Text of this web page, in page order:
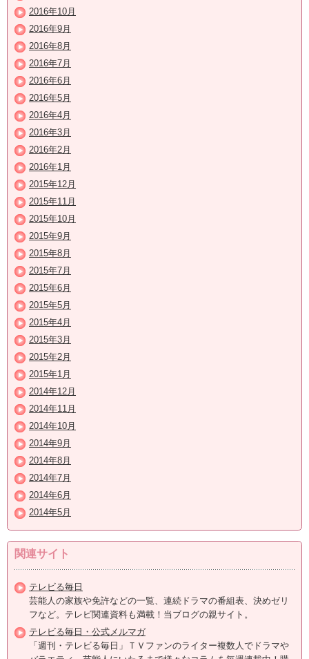
2016年10月
2016年9月
2016年8月
2016年7月
2016年6月
2016年5月
2016年4月
2016年3月
2016年2月
2016年1月
2015年12月
2015年11月
2015年10月
2015年9月
2015年8月
2015年7月
2015年6月
2015年5月
2015年4月
2015年3月
2015年2月
2015年1月
2014年12月
2014年11月
2014年10月
2014年9月
2014年8月
2014年7月
2014年6月
2014年5月
関連サイト
テレビる毎日
芸能人の家族や免許などの一覧、連続ドラマの番組表、決めゼリ
フなど。テレビ関連資料も満載！当ブログの親サイト。
テレビる毎日・公式メルマガ
「週刊・テレビる毎日」ＴＶファンのライター複数人でドラマや